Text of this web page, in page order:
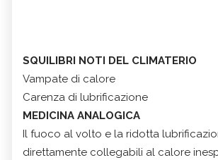
SQUILIBRI NOTI DEL CLIMATERIO
Vampate di calore
Carenza di lubrificazione
MEDICINA ANALOGICA
Il fuoco al volto e la ridotta
direttamente collegabili al calore